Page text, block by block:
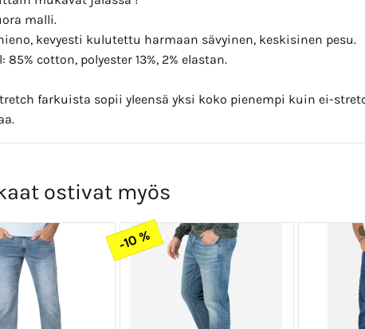
malli.
kevyesti kulutettu harmaan sävyinen, keskisinen pesu.
85% cotton, polyester 13%, 2% elastan.
farkuista sopii yleensä yksi koko pienempi kuin ei-
ostivat myös
-10 %